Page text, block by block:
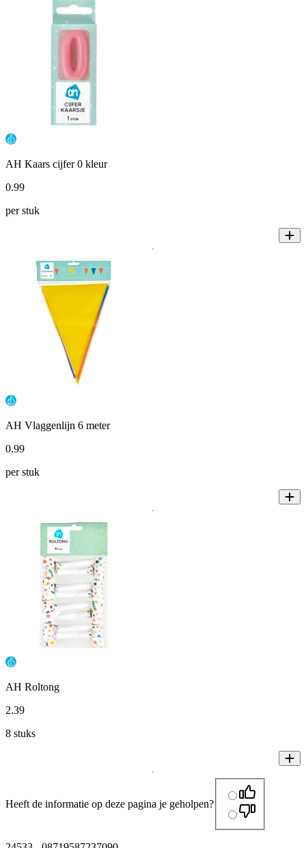
AH Kaars cijfer 0 kleur
0.99
per stuk
AH Vlaggenlijn 6 meter
0.99
per stuk
AH Roltong
2.39
8 stuks
Heeft de informatie op deze pagina je geholpen?